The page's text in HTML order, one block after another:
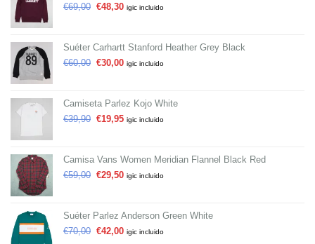
€69,00 €48,30 igic incluido
Suéter Carhartt Stanford Heather Grey Black
€60,00 €30,00 igic incluido
Camiseta Parlez Kojo White
€39,90 €19,95 igic incluido
Camisa Vans Women Meridian Flannel Black Red
€59,00 €29,50 igic incluido
Suéter Parlez Anderson Green White
€70,00 €42,00 igic incluido